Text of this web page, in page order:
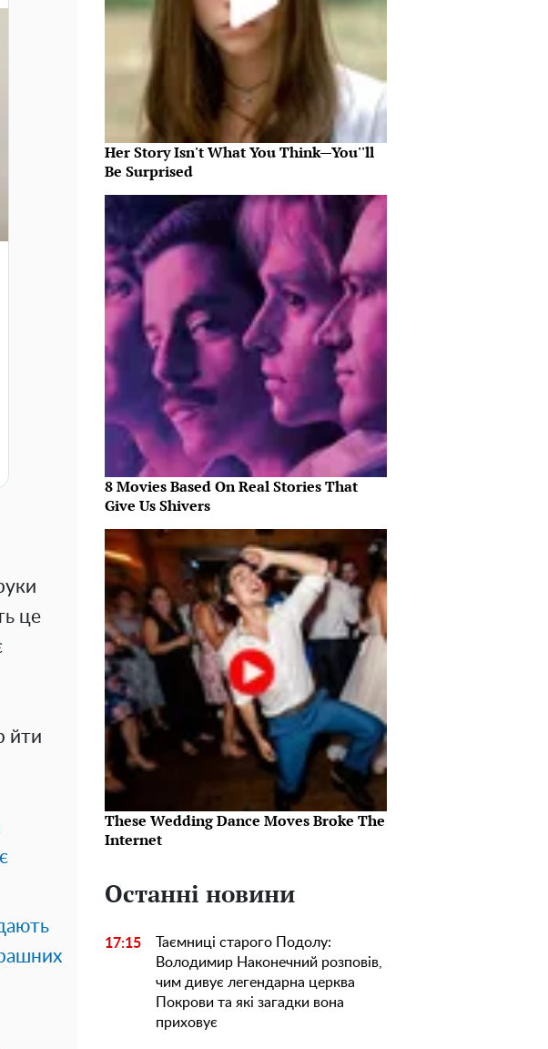
це
йти
Her Story Isn't What You Think—You''ll
Be Surprised
8 Movies Based On Real Stories That
Give Us Shivers
These Wedding Dance Moves Broke The
Internet
Останні новини
17:15
Таємниці старого Подолу:
Володимир Наконечний розповів,
чим дивує легендарна церква
Покрови та які загадки вона
приховує